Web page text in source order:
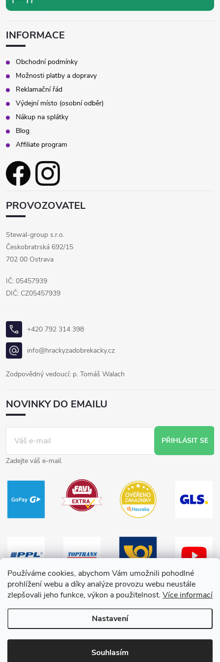
Používáme cookies, abychom Vám umožnili pohodlné
prohlížení webu a díky analýze provozu webu neustále
zlepšovali jeho funkce, výkon a použitelnost. Více informací
Nastavení
Souhlasím
INFORMACE
Obchodní podmínky
Možnosti platby a dopravy
Reklamační řád
Výdejní místo (osobní odběr)
Nákup na splátky
Blog
Affiliate program
PROVOZOVATEL
Stewal-group s.r.o.
Českobratrská 692/15
702 00 Ostrava
IČ: 05457939
DIČ: CZ05457939
+420 792 314 398
info@hrackyzadobrekacky.cz
Zodpovědný vedoucí: p. Tomáš Walach
NOVINKY DO EMAILU
PŘIHLÁSIT SE
Zadejte váš e-mail.
Vytvořil Shoptet